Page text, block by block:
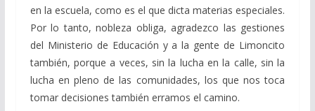
en la escuela, como es el que dicta materias especiales.
Por lo tanto, nobleza obliga, agradezco las gestiones
del Ministerio de Educación y a la gente de Limoncito
también, porque a veces, sin la lucha en la calle, sin la
lucha en pleno de las comunidades, los que nos toca
tomar decisiones también erramos el camino.